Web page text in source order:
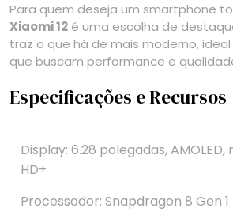
Para quem deseja um smartphone
Xiaomi 12 é uma escolha de
traz o que há de mais moderno,
que buscam performance e
Especificações e Recursos
Display: 6.28 polegadas,
HD+
Processador: Snapdragon 8 Gen 1